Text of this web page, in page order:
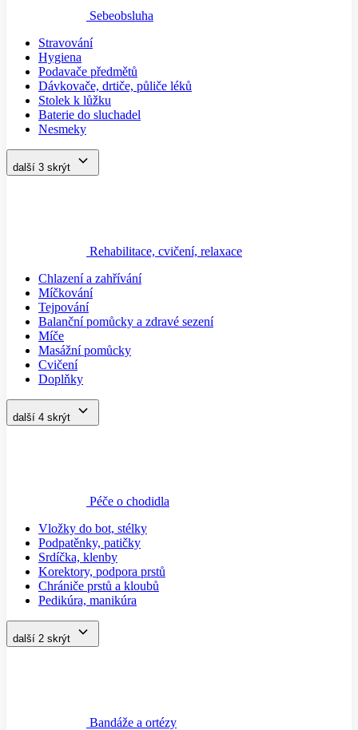
Sebeobsluha
Stravování
Hygiena
Podavače předmětů
Dávkovače, drtiče, půliče léků
Stolek k lůžku
Baterie do sluchadel
Nesmeky
další 3 skrýt
Rehabilitace, cvičení, relaxace
Chlazení a zahřívání
Míčkování
Tejpování
Balanční pomůcky a zdravé sezení
Míče
Masážní pomůcky
Cvičení
Doplňky
další 4 skrýt
Péče o chodidla
Vložky do bot, stélky
Podpatěnky, patičky
Srdíčka, klenby
Korektory, podpora prstů
Chrániče prstů a kloubů
Pedikúra, manikúra
další 2 skrýt
Bandáže a ortézy